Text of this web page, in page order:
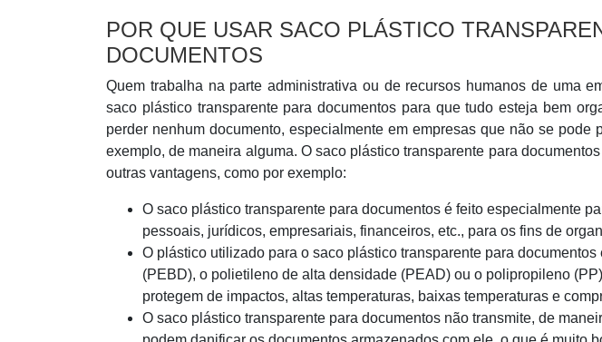
POR QUE USAR SACO PLÁSTICO
DOCUMENTOS
Quem trabalha na parte administrativa ou de recursos humanos de uma
saco plástico transparente para documentos para que tudo esteja bem
perder nenhum documento, especialmente em empresas que não se pode
exemplo, de maneira alguma. O saco plástico transparente para
outras vantagens, como por exemplo:
O saco plástico transparente para documentos é feito especialmente
pessoais, jurídicos, empresariais, financeiros, etc., para os fins de
O plástico utilizado para o saco plástico transparente para
(PEBD), o polietileno de alta densidade (PEAD) ou o polipropileno
protegem de impactos, altas temperaturas, baixas temperaturas e
O saco plástico transparente para documentos não transmite, de